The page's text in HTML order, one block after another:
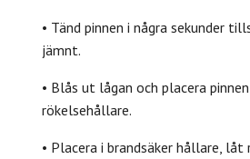
• Tänd pinnen i några sekunder
jämnt.
• Blås ut lågan och placera
rökelsehållare.
• Placera i brandsäker hållare,